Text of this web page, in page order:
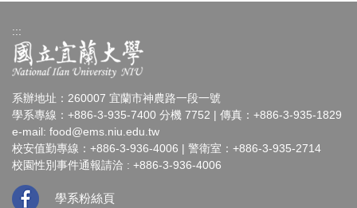
:::
系辦地址：260007 宜蘭市神農路一段一號
學系專線：+886-3-935-7400 分機 7752 | 傳真：+886-3-935-1829
e-mail: food@ems.niu.edu.tw
校安值勤專線：+886-3-936-4006 | 警衛室：+886-3-935-2714
校園性別事件通報請洽 : +886-3-936-4006
學系粉絲頁